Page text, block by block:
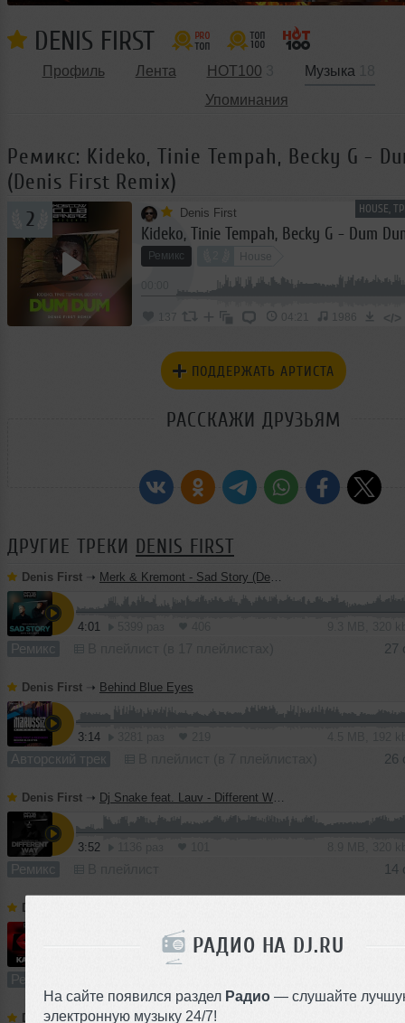
РАДИО НА DJ.RU
На сайте появился раздел Радио — слушайте
электронную музыку 24/7!
DENIS FIRST
Профиль Лента HOT100 Музыка
Упоминания
Ремикс: Kideko, Tinie Tempah, Becky G -
(Denis First Remix)
HOUSE,
2 Denis First
Ремикс House
137 04:21 1986 </>
ПОДДЕРЖАТЬ АРТИСТА
РАССКАЖИ ДРУЗЬЯМ
ДРУГИЕ ТРЕКИ DENIS FIRST
Denis First ➝ Merk & Kremont - Sad Story (Denis First Remix)
4:01
Ремикс 27
Denis First ➝ Behind Blue Eyes
3:14
Авторский трек 26
Denis First ➝ Dj Snake feat. Lauv - Different Way (Denis First Remix)
3:52
Ремикс 14
Denis First
Ремикс
Denis First ➝Alle Farben & Janieck – Little Hollywood (Denis First Remix)